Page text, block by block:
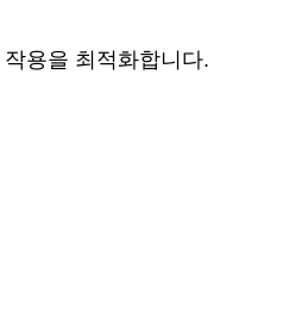
용을 최적화합니다.